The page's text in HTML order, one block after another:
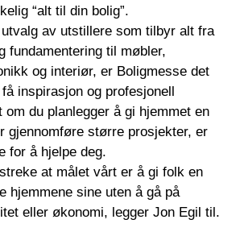
“alt til din bolig”.
av utstillere som tilbyr alt fra
fundamentering til møbler,
og interiør, er Boligmesse det
inspirasjon og profesjonell
om du planlegger å gi hjemmet en
gjennomføre større prosjekter, er
for å hjelpe deg.
at målet vårt er å gi folk en
hjemmene sine uten å gå på
eller økonomi, legger Jon Egil til.